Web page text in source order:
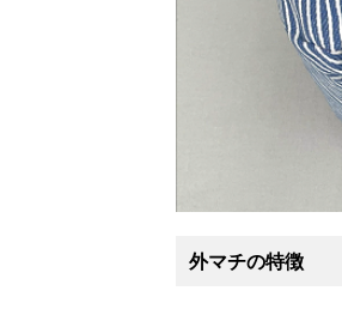
外マチの特徴